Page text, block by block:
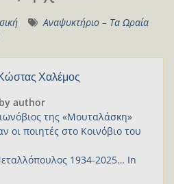
Αναψυκτήριο – Τα Ωραία
Χαλέμος
author
της «Μουταλάσκη»
οι ποιητές στο Κοινόβιο του
1934-2025… In